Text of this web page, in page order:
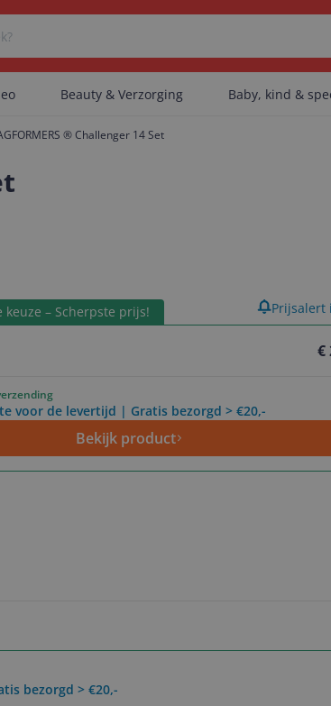
zijn geen artikelen gevonden.
Beauty & Verzorging Baby, kind &
® Challenger 14 Set
– Scherpste prijs!
€
voor de levertijd | Gratis bezorgd > €20,-
Bekijk product
Prijsalert
bezorgd > €20,-